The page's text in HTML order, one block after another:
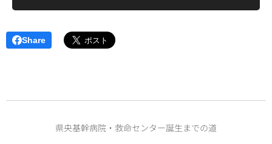
Share
県央基幹病院・救命センター誕生までの道